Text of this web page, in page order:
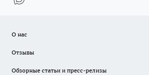
О нас
Отзывы
Обзорные статьи и пресс-релизы